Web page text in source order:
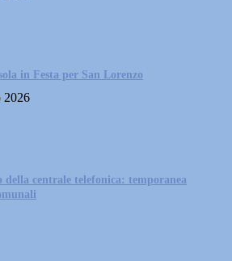
in Festa per San Lorenzo
2026
della centrale telefonica: temporanea